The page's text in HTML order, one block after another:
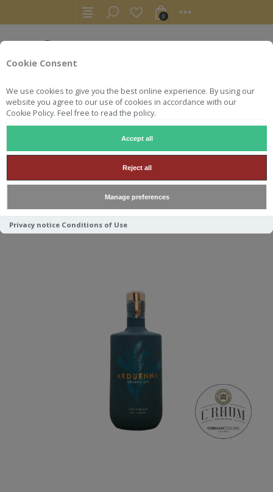
Cookie Consent
We use cookies to give you the best online experience. By using our
website you agree to our use of cookies in accordance with our
Cookie Policy. Feel free to read the policy.
Accept all
Reject all
Manage preferences
Privacy notice Conditions of Use
0
ARDUENNA GIN